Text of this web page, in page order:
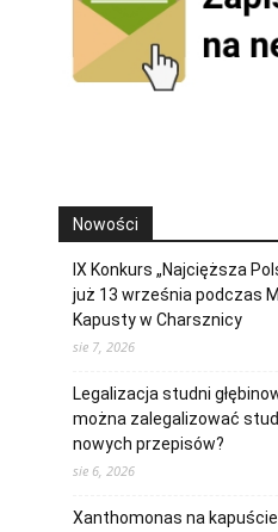
Nowości
IX Konkurs „Najcięższa
już 13 września podczas
Kapusty w Charsznicy
sie 7, 2026
Legalizacja studni
można zalegalizować
nowych przepisów?
sie 6, 2026
Xanthomonas na